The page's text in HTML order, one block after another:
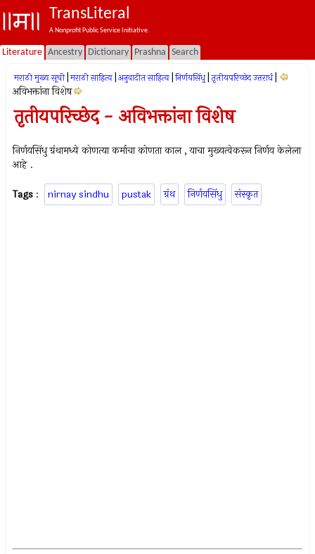
TransLiteral
A Nonprofit Public Service Initiative.
Literature Ancestry Dictionary Prashna Search
मराठी मुख्य सूची मराठी साहित्य अनुवादीत साहित्य निर्णयसिंधु तृतीयपरिच्छेद उत्तरार्ध
अविभक्तांना विशेष
तृतीयपरिच्छेद - अविभक्तांना विशेष
निर्णयसिंधु ग्रंथामध्ये कोणत्या कर्माचा कोणता काल , याचा मुख्यत्वेकरून निर्णय केलेला
आहे .
Tags : nirnay sindhu pustak ग्रंथ निर्णयसिंधु संस्कृत